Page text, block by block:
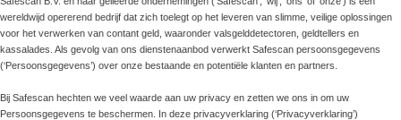
wereldwijd opererend bedrijf dat zich toelegt op het leveren van slimme, veilige oplossingen
voor het verwerken van contant geld, waaronder valsgelddetectoren, geldtellers en
kassalades. Als gevolg van ons dienstenaanbod verwerkt Safescan persoonsgegevens
(‘Persoonsgegevens’) over onze bestaande en potentiële klanten en partners.
Bij Safescan hechten we veel waarde aan uw privacy en zetten we ons in om uw
Persoonsgegevens te beschermen. In deze privacyverklaring (‘Privacyverklaring’)